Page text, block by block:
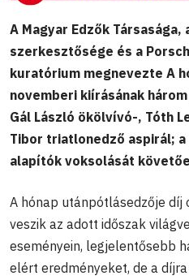
A Magyar Edzők
szerkesztősége és a
kuratórium megnevezte A
novemberi kiírásának
Gál László ökölvívó-, Tóth
Tibor triatlonedző aspirál;
alapítók voksolását
A hónap utánpótlásedzője
veszik az adott időszak
eseményein, legjelentősebb
elért eredményeket, de a